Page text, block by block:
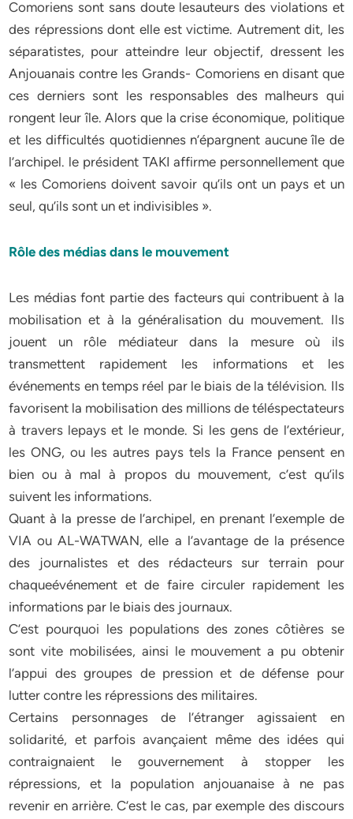
Comoriens sont sans doute lesauteurs des violations et
des répressions dont elle est victime. Autrement dit, les
séparatistes, pour atteindre leur objectif, dressent les
Anjouanais contre les Grands- Comoriens en disant que
ces derniers sont les responsables des malheurs qui
rongent leur île. Alors que la crise économique, politique
et les difficultés quotidiennes n’épargnent aucune île de
l’archipel. le président TAKI affirme personnellement que
« les Comoriens doivent savoir qu’ils ont un pays et un
seul, qu’ils sont un et indivisibles ».
Rôle des médias dans le mouvement
Les médias font partie des facteurs qui contribuent à la
mobilisation et à la généralisation du mouvement. Ils
jouent un rôle médiateur dans la mesure où ils
transmettent rapidement les informations et les
événements en temps réel par le biais de la télévision. Ils
favorisent la mobilisation des millions de téléspectateurs
à travers lepays et le monde. Si les gens de l’extérieur,
les ONG, ou les autres pays tels la France pensent en
bien ou à mal à propos du mouvement, c’est qu’ils
suivent les informations.
Quant à la presse de l’archipel, en prenant l’exemple de
VIA ou AL-WATWAN, elle a l’avantage de la présence
des journalistes et des rédacteurs sur terrain pour
chaqueévénement et de faire circuler rapidement les
informations par le biais des journaux.
C’est pourquoi les populations des zones côtières se
sont vite mobilisées, ainsi le mouvement a pu obtenir
l’appui des groupes de pression et de défense pour
lutter contre les répressions des militaires.
Certains personnages de l’étranger agissaient en
solidarité, et parfois avançaient même des idées qui
contraignaient le gouvernement à stopper les
répressions, et la population anjouanaise à ne pas
revenir en arrière. C’est le cas, par exemple des discours